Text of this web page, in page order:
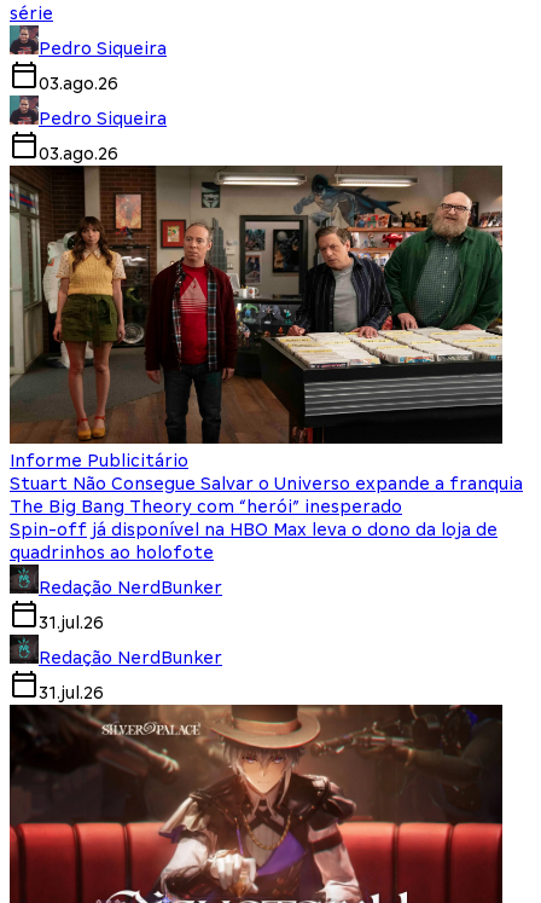
série
Pedro Siqueira
03.ago.26
Pedro Siqueira
03.ago.26
Informe Publicitário
Stuart Não Consegue Salvar o Universo expande a franquia
The Big Bang Theory com “herói” inesperado
Spin-off já disponível na HBO Max leva o dono da loja de
quadrinhos ao holofote
Redação NerdBunker
31.jul.26
Redação NerdBunker
31.jul.26